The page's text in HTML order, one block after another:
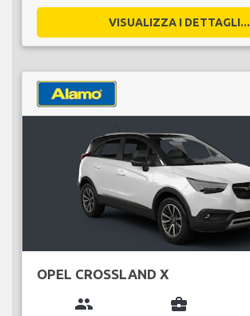
VISUALIZZA I DETTAGLI...
OPEL CROSSLAND X
group business_center